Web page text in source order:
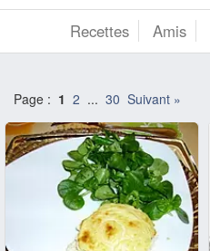
Recettes Amis
Page : 1 2 ... 30 Suivant »